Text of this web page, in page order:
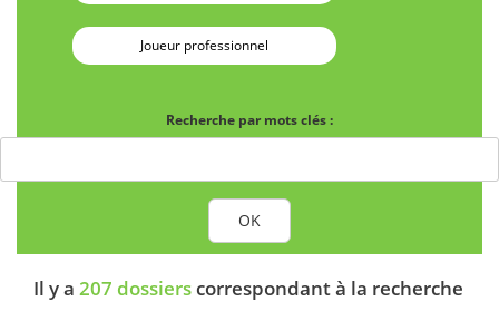
Joueur professionnel
Recherche par mots clés :
OK
Il y a 207 dossierscorrespondant à la recherche